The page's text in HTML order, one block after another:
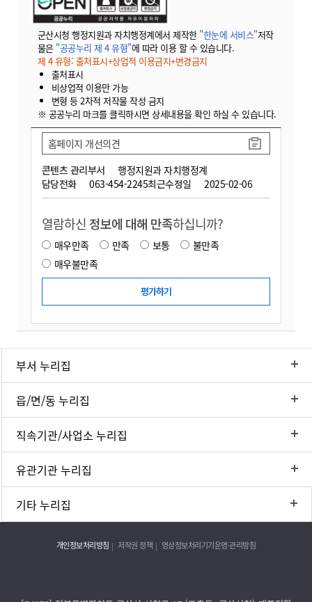
군산시청 행정지원과 자치행정계에서 제작한 "한눈에 서비스"저작
물은 "공공누리 제 4 유형"에 따라 이용 할 수 있습니다.
제 4 유형: 출처표시+상업적 이용금지+변경금지
출처표시
비상업적 이용만 가능
변형 등 2차적 저작물 작성 금지
※ 공공누리 마크를 클릭하시면 상세내용을 확인 하실 수 있습니다.
콘텐츠 관리부서
행정지원과 자치행정계
담당전화
063-454-2245최근수정일 2025-02-06
홈페이지 개선의견
열람하신 정보에 대해 만족하십니까?
매우만족 만족 보통
불만족
매우불만족
부서 누리집
읍/면/동 누리집
직속기관/사업소 누리집
유관기관 누리집
기타 누리집
개인정보처리방침 저작권 정책 영상정보처리기기운영·관리방침